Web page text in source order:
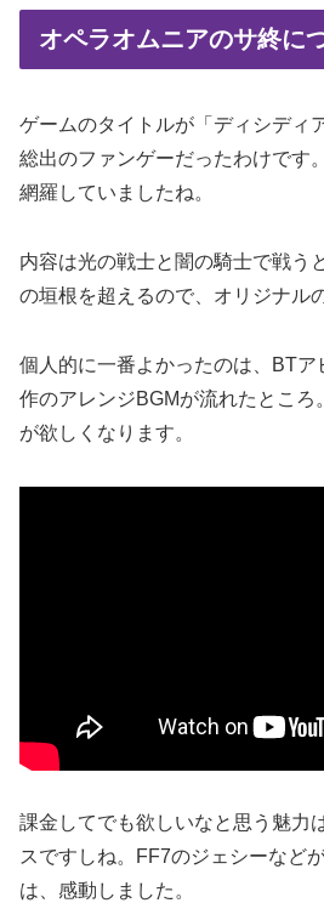
オペラオムニアのサ終に
ゲームのタイトルが「ディシディ
総出のファンゲーだったわけです
網羅していましたね。
内容は光の戦士と闇の騎士で戦う
の垣根を超えるので、オリジナル
個人的に一番よかったのは、BT
作のアレンジBGMが流れたところ
が欲しくなります。
課金してでも欲しいなと思う魅力
スですしね。FF7のジェシーなど
は、感動しました。